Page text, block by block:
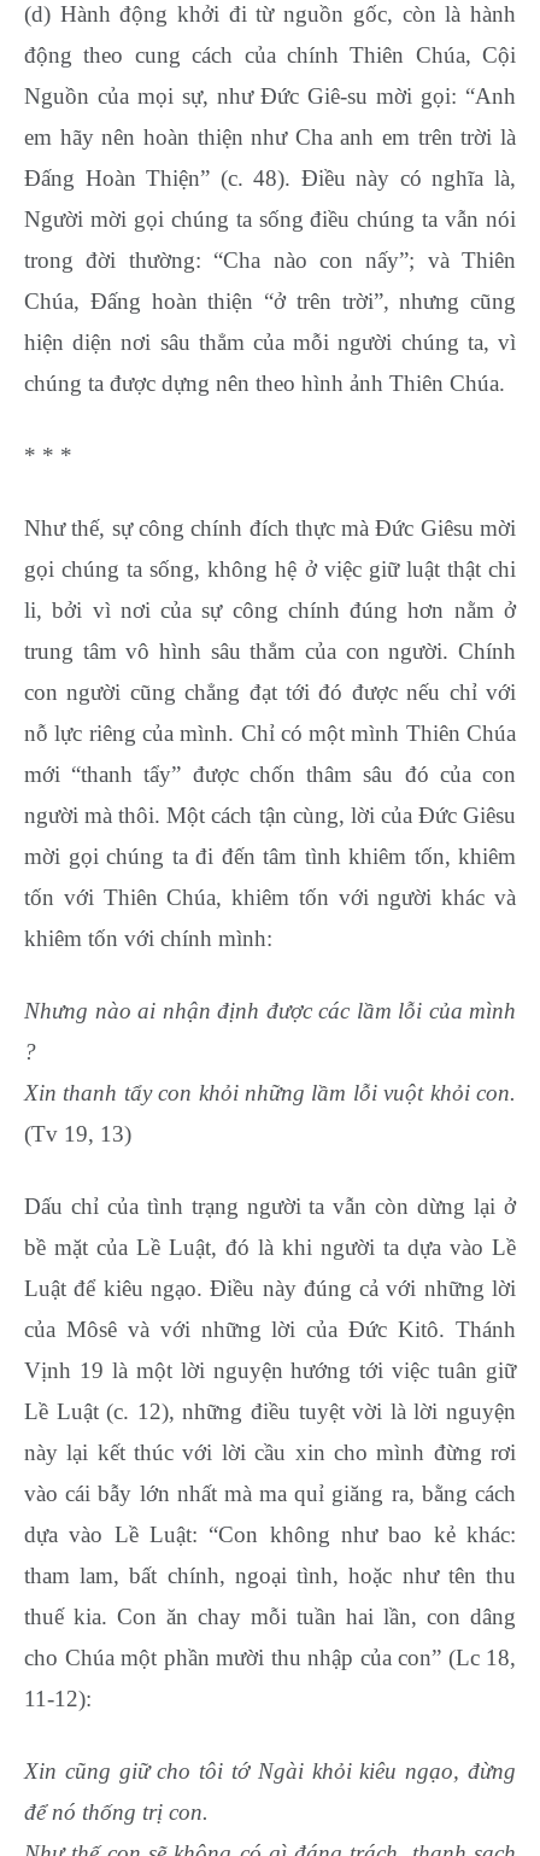
(d) Hành động khởi đi từ nguồn gốc, còn là hành
động theo cung cách của chính Thiên Chúa, Cội
Nguồn của mọi sự, như Đức Giê-su mời gọi: “Anh
em hãy nên hoàn thiện như Cha anh em trên trời là
Đấng Hoàn Thiện” (c. 48). Điều này có nghĩa là,
Người mời gọi chúng ta sống điều chúng ta vẫn nói
trong đời thường: “Cha nào con nấy”; và Thiên
Chúa, Đấng hoàn thiện “ở trên trời”, nhưng cũng
hiện diện nơi sâu thẳm của mỗi người chúng ta, vì
chúng ta được dựng nên theo hình ảnh Thiên Chúa.
* * *
Như thế, sự công chính đích thực mà Đức Giêsu mời
gọi chúng ta sống, không hệ ở việc giữ luật thật chi
li, bởi vì nơi của sự công chính đúng hơn nằm ở
trung tâm vô hình sâu thẳm của con người. Chính
con người cũng chẳng đạt tới đó được nếu chỉ với
nỗ lực riêng của mình. Chỉ có một mình Thiên Chúa
mới “thanh tẩy” được chốn thâm sâu đó của con
người mà thôi. Một cách tận cùng, lời của Đức Giêsu
mời gọi chúng ta đi đến tâm tình khiêm tốn, khiêm
tốn với Thiên Chúa, khiêm tốn với người khác và
khiêm tốn với chính mình:
Nhưng nào ai nhận định được các lầm lỗi của mình
?
Xin thanh tẩy con khỏi những lầm lỗi vuột khỏi con.
(Tv 19, 13)
Dấu chỉ của tình trạng người ta vẫn còn dừng lại ở
bề mặt của Lề Luật, đó là khi người ta dựa vào Lề
Luật để kiêu ngạo. Điều này đúng cả với những lời
của Môsê và với những lời của Đức Kitô. Thánh
Vịnh 19 là một lời nguyện hướng tới việc tuân giữ
Lề Luật (c. 12), những điều tuyệt vời là lời nguyện
này lại kết thúc với lời cầu xin cho mình đừng rơi
vào cái bẫy lớn nhất mà ma quỉ giăng ra, bằng cách
dựa vào Lề Luật: “Con không như bao kẻ khác:
tham lam, bất chính, ngoại tình, hoặc như tên thu
thuế kia. Con ăn chay mỗi tuần hai lần, con dâng
cho Chúa một phần mười thu nhập của con” (Lc 18,
11-12):
Xin cũng giữ cho tôi tớ Ngài khỏi kiêu ngạo, đừng
để nó thống trị con.